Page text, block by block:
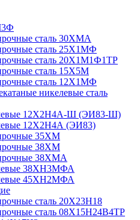
сталь 30ХМА
сталь 25Х1МФ
сталь 20Х1М1Ф1ТР
сталь 15Х5М
сталь 12Х1МФ
никелевые сталь
12Х2Н4А-Ш (ЭИ83-Ш)
12Х2Н4А (ЭИ83)
35ХМ
38ХМ
38ХМА
38XH3MФА
45ХН2МФА
сталь 20Х23Н18
сталь 08Х15Н24В4ТР